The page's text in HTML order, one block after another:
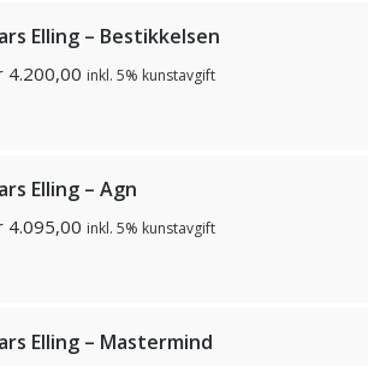
Elling – Bestikkelsen
4.200,00 inkl. 5% kunstavgift
Elling – Agn
4.095,00 inkl. 5% kunstavgift
Elling – Mastermind